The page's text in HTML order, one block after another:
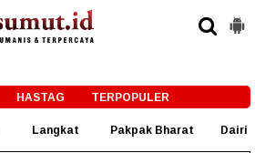
HASTAG TERPOPULER
Langkat Pakpak Bharat Dairi